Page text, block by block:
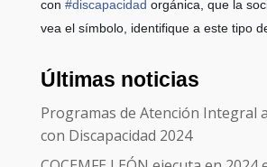
con #discapacidad orgánica, que la
vea el símbolo, identifique a este tipo
Últimas noticias
Programas de Atención Integral
con Discapacidad 2024